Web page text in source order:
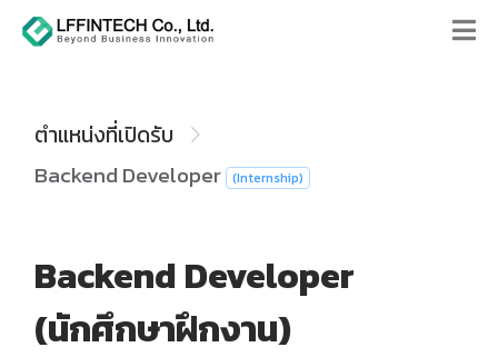
ตำแหน่งที่เปิดรับ
Backend Developer (Internship)
Backend Developer
(นักศึกษาฝึกงาน)